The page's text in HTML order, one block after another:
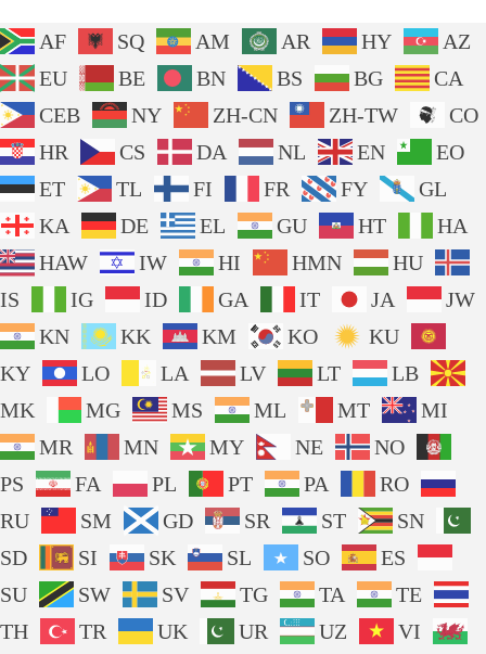
AF SQ AM AR HY
AZ
EU
BE BN BS BG
CA
CEB
NY ZH-CN ZH-TW
CO
HR
CS DA NL EN
EO
ET
TL FI FR FY
GL
KA
DE EL GU HT
HA
HAW
IW HI HMN
HU
IS
IG ID GA IT JA
JW
KN
KK KM KO
KU
KY
LO LA LV LT
LB
MK
MG MS ML MT
MI
MR
MN MY NE
NO
PS
FA PL PT PA
RO
RU
SM GD SR ST
SN
SD
SI SK SL SO
ES
SU
SW SV TG TA
TE
TH
TR UK UR UZ VI